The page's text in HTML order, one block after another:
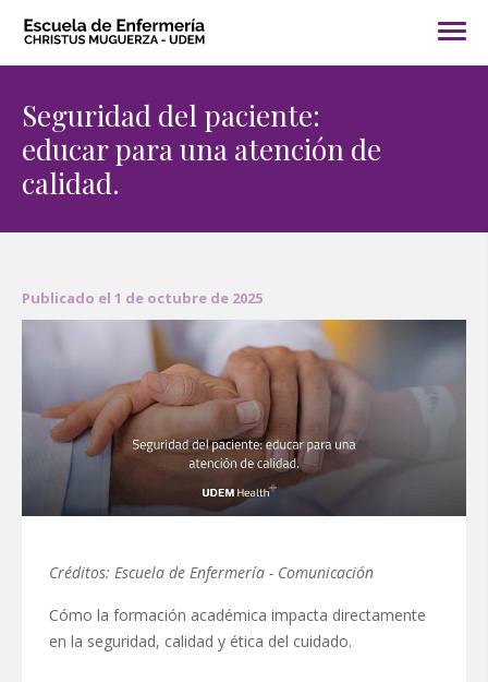
Seguridad del paciente:
educar para una atención de
calidad.
Publicado el 1 de octubre de 2025
Créditos: Escuela de Enfermería - Comunicación
Cómo la formación académica impacta directamente
en la seguridad, calidad y ética del cuidado.